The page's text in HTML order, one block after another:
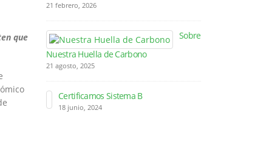
que
21 febrero, 2026
Sobre
Nuestra Huella de Carbono
21 agosto, 2025
Certificamos Sistema B
18 junio, 2024